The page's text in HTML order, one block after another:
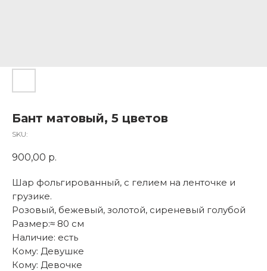
Бант матовый, 5 цветов
SKU:
900,00 р.
Шар фольгированный, с гелием на ленточке и
грузике.
Розовый, бежевый, золотой, сиреневый голубой
Размер:≈ 80 см
Наличие: есть
Кому: Девушке
Кому: Девочке